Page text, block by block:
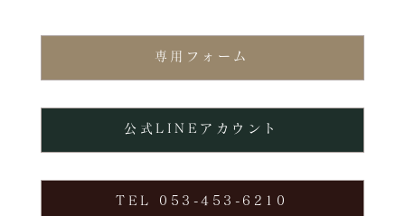
専用フォーム
TEL 053-453-6210
公式LINEアカウント